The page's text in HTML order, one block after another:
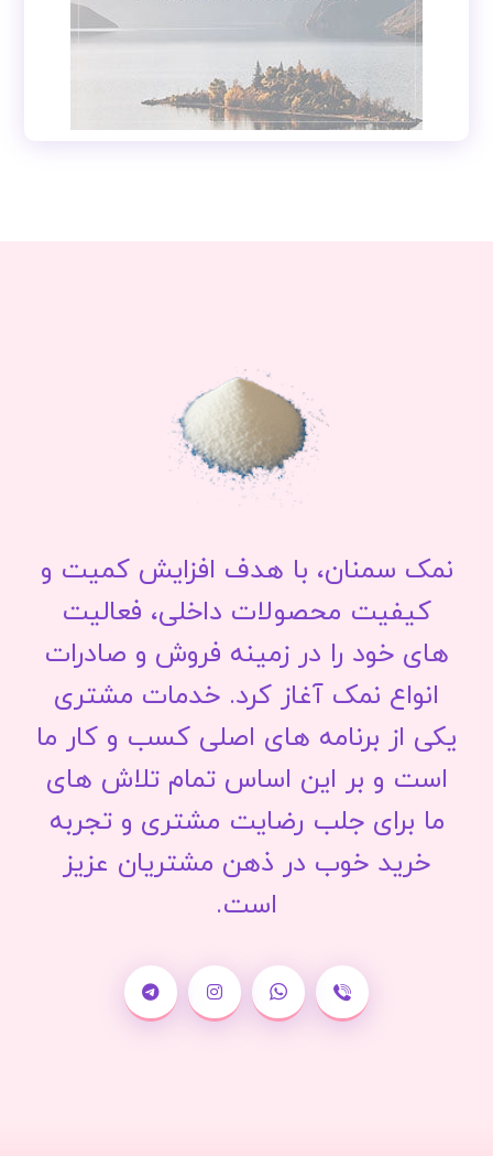
نمک سمنان، با هدف افزایش کمیت و
کیفیت محصولات داخلی، فعالیت
های خود را در زمینه فروش و صادرات
انواع نمک آغاز کرد. خدمات مشتری
یکی از برنامه های اصلی کسب و کار ما
است و بر این اساس تمام تلاش های
ما برای جلب رضایت مشتری و تجربه
خرید خوب در ذهن مشتریان عزیز
است.